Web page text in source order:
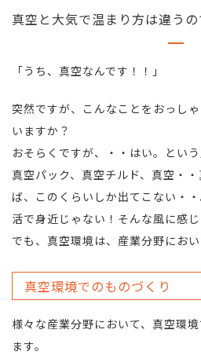
真空と大気で温まり方は違う
「うち、真空なんです！！」
突然ですが、こんなことをおっし
いますか？
おそらくですが、・・はい。という
真空パック、真空チルド、真空・
ば、このくらいしか出てこない・
活で身近じゃない！そんな風に感じ
でも、真空環境は、産業分野におい
真空環境でのものづくり
様々な産業分野において、真空環
ます。